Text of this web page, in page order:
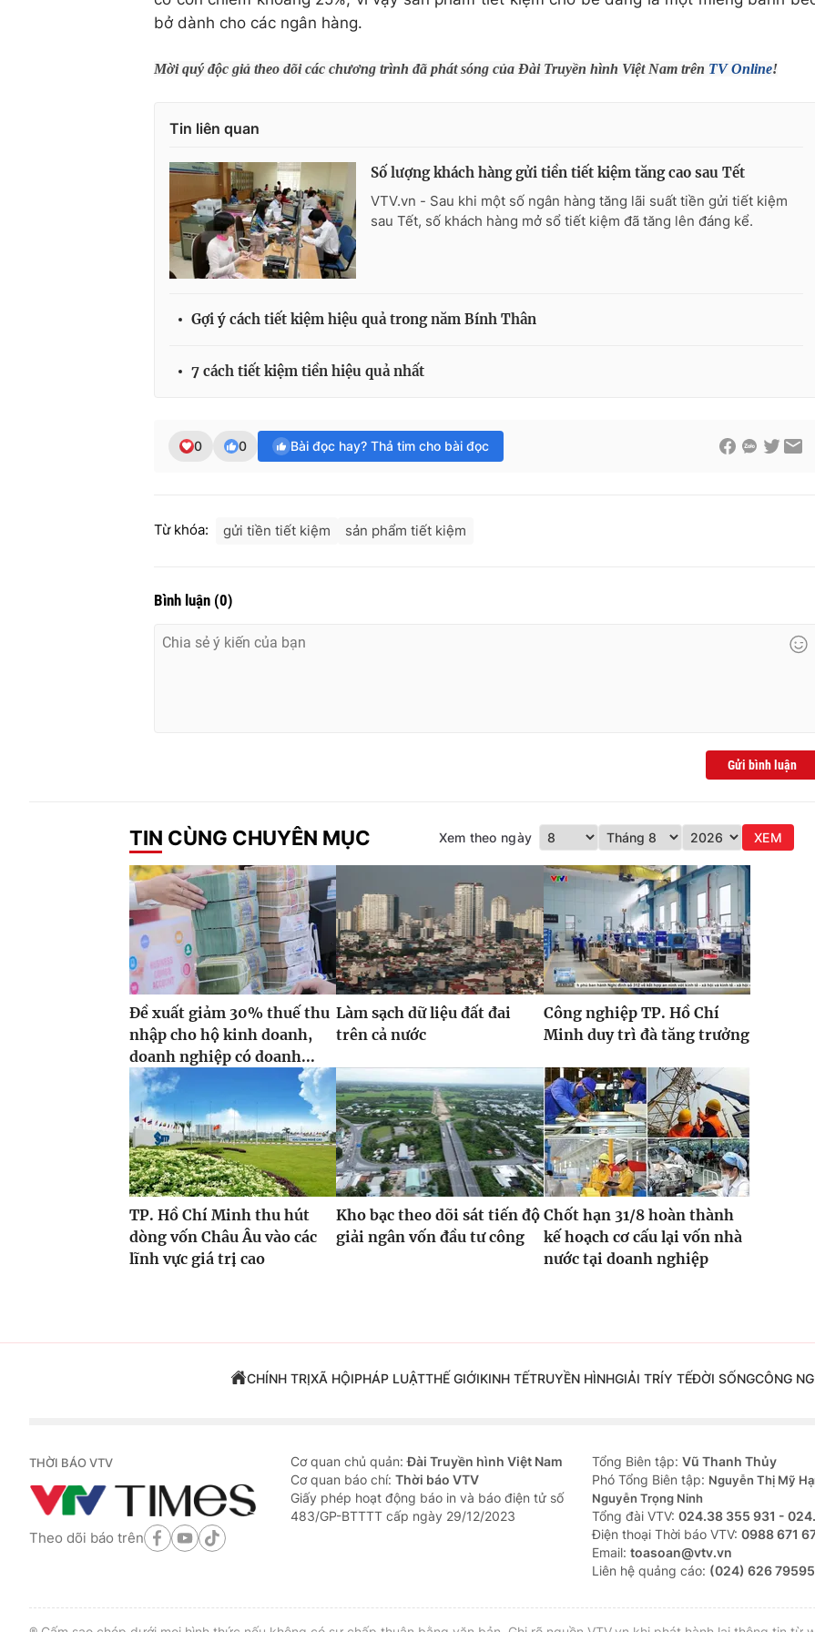
bở dành cho các ngân hàng.
Mời quý độc giả theo dõi các chương trình đã phát sóng của Đài Truyền hình Việt Nam trên TV Online!
Tin liên quan
Số lượng khách hàng gửi tiền tiết kiệm tăng cao sau Tết
VTV.vn - Sau khi một số ngân hàng tăng lãi suất tiền gửi tiết kiệm
sau Tết, số khách hàng mở sổ tiết kiệm đã tăng lên đáng kể.
Gợi ý cách tiết kiệm hiệu quả trong năm Bính Thân
7 cách tiết kiệm tiền hiệu quả nhất
0 0 Bài đọc hay? Thả tim cho bài đọc
Từ khóa: gửi tiền tiết kiệm sản phẩm tiết kiệm
Bình luận (0)
Gửi bình luận
TIN CÙNG CHUYÊN MỤC Xem theo ngày XEM
Đề xuất giảm 30% thuế thu
nhập cho hộ kinh doanh,
doanh nghiệp có doanh...
Làm sạch dữ liệu đất đai
trên cả nước
Công nghiệp TP. Hồ Chí
Minh duy trì đà tăng trưởng
TP. Hồ Chí Minh thu hút
dòng vốn Châu Âu vào các
lĩnh vực giá trị cao
Kho bạc theo dõi sát tiến độ
giải ngân vốn đầu tư công
Chốt hạn 31/8 hoàn thành
kế hoạch cơ cấu lại vốn nhà
nước tại doanh nghiệp
CHÍNH TRỊXÃ HỘIPHÁP LUẬTTHẾ GIỚIKINH TẾTRUYỀN HÌNHGIẢI TRÍY TẾĐỜI SỐNGCÔNG
THỜI BÁO VTV
Theo dõi báo trên
Cơ quan chủ quản:Đài Truyền hình Việt Nam
Cơ quan báo chí: Thời báo VTV
Giấy phép hoạt động báo in và báo điện tử số
483/GP-BTTTT cấp ngày 29/12/2023
Tổng Biên tập: Vũ Thanh Thủy
Phó Tổng Biên tập: Nguyễn Thị Mỹ
Nguyễn Trọng Ninh
Tổng đài VTV: 024.38 355 931 -
Ðiện thoại Thời báo VTV: 0988 671
Email: toasoan@vtv.vn
Liên hệ quảng cáo: (024) 626 79595